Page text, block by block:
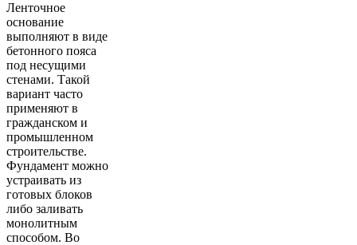
Ленточное
основание
выполняют в виде
бетонного пояса
под несущими
стенами. Такой
вариант часто
применяют в
гражданском и
промышленном
строительстве.
Фундамент можно
устраивать из
готовых блоков
либо заливать
монолитным
способом. Во